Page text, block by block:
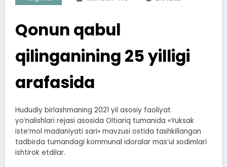
Qonun qabul
qilinganining 25 yilligi
arafasida
Hududiy birlashmaning 2021 yil asosiy faoliyat
yo‘nalishlari rejasi asosida Oltiariq tumanida «Yuksak
iste’mol madaniyati sari» mavzusi ostida tashkillangan
tadbirda tumandagi kommunal idoralar mas’ul xodimlari
ishtirok etdilar.